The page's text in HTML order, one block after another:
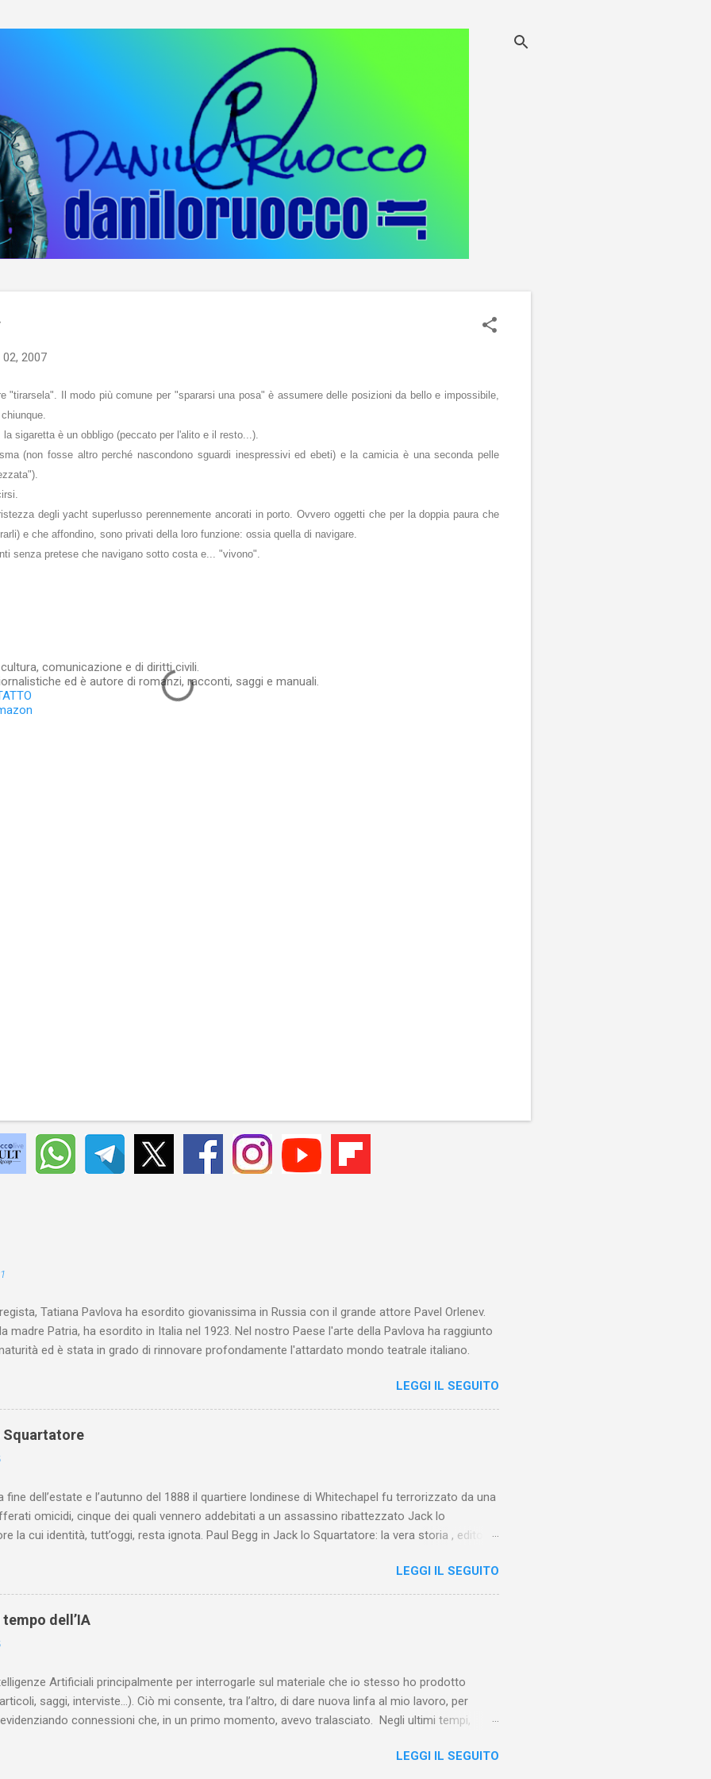
2007
"tirarsela". Il modo più comune per "spararsi una posa" è assumere delle posizioni da bello e impossibile,
sigaretta è un obbligo (peccato per l'alito e il resto...).
(non fosse altro perché nascondono sguardi inespressivi ed ebeti) e la camicia è una seconda pelle
degli yacht superlusso perennemente ancorati in porto. Ovvero oggetti che per la doppia paura che
e che affondino, sono privati della loro funzione: ossia quella di navigare.
senza pretese che navigano sotto costa e... "vivono".
comunicazione e di diritti civili.
ed è autore di romanzi, racconti, saggi e manuali.
Tatiana Pavlova ha esordito giovanissima in Russia con il grande attore Pavel Orlenev.
madre Patria, ha esordito in Italia nel 1923. Nel nostro Paese l'arte della Pavlova ha raggiunto
ed è stata in grado di rinnovare profondamente l'attardato mondo teatrale italiano.
LEGGI IL SEGUITO
Squartatore
fine dell’estate e l’autunno del 1888 il quartiere londinese di Whitechapel fu terrorizzato da una
omicidi, cinque dei quali vennero addebitati a un assassino ribattezzato Jack lo
la cui identità, tutt’oggi, resta ignota. Paul Begg in Jack lo Squartatore: la vera storia , edito da
(e, in alcuni capitoli, soprattutto) a ricostruire la storia di Whitechapel e del East End e a
le lotte intestine al Ministero dell’Interno. Ne esce un quadro davvero sconsolante:
sociale dell'Inghilterra vittoriana era inverosimilmente classista, e al suo vertice c’era una
che non aveva alcun interesse nei confronti delle classi subalterne. Non era
a sapere quali fossero le reali condizioni di vita delle persone che abitavano nell’East End e
LEGGI IL SEGUITO
dell’IA
Artificiali principalmente per interrogarle sul materiale che io stesso ho prodotto
saggi, interviste…). Ciò mi consente, tra l’altro, di dare nuova linfa al mio lavoro, per
connessioni che, in un primo momento, avevo tralasciato. Negli ultimi tempi,
(già NotebookLM) e lo riempio con il materiale che ho già realizzato nel corso del tempo e che
LEGGI IL SEGUITO